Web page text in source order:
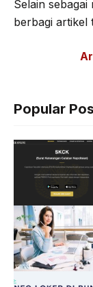
Selain
berbagi artikel
Popular